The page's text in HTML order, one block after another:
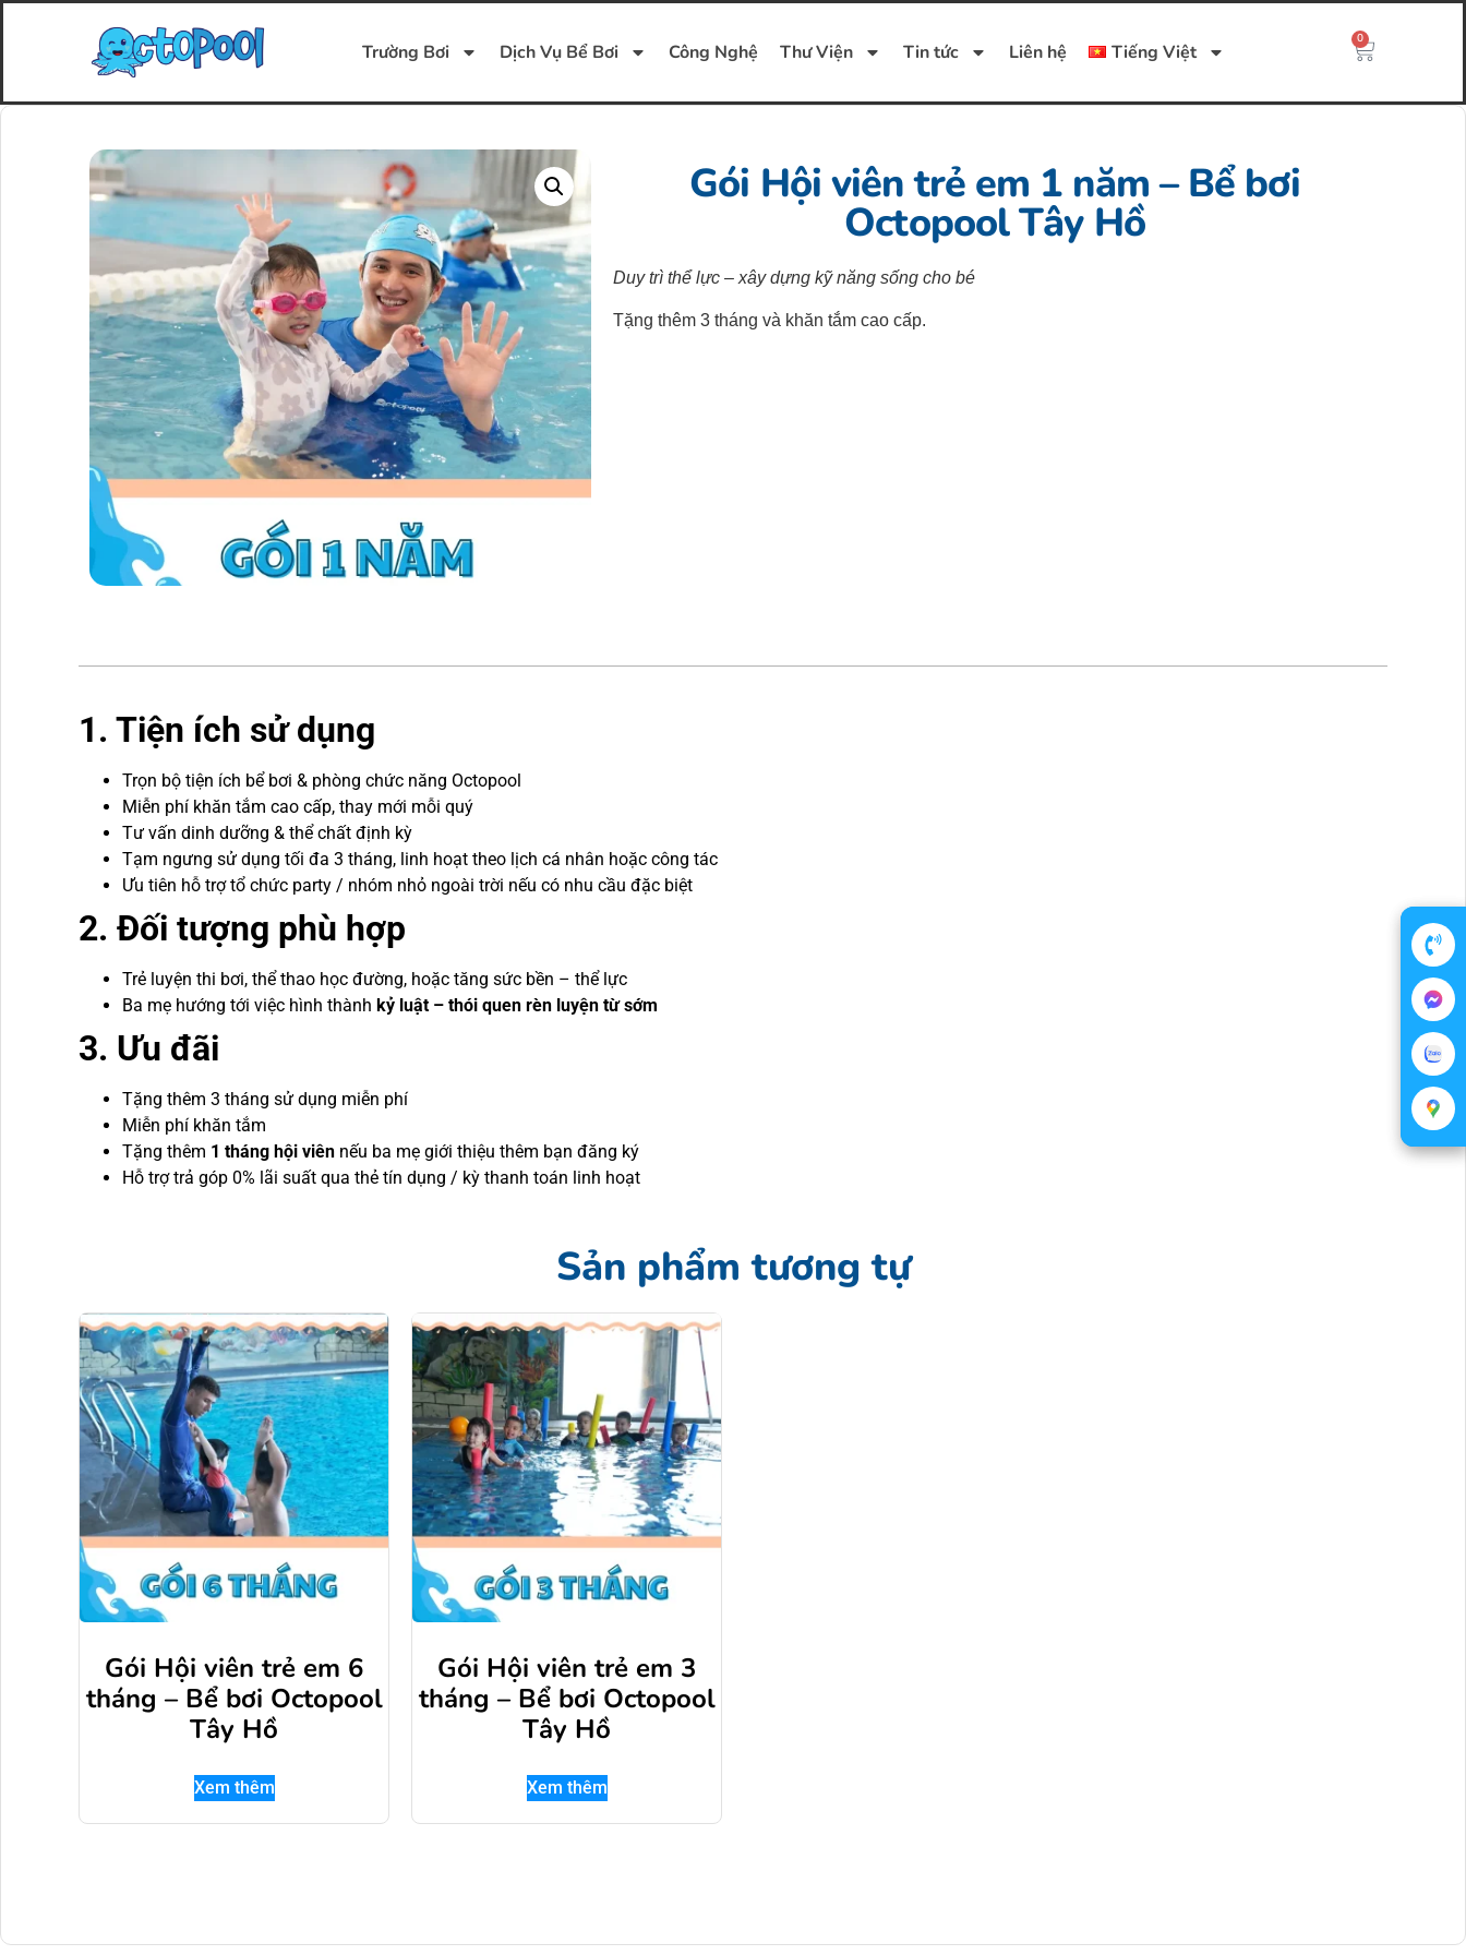
Trường Bơi Dịch Vụ Bể Bơi Công Nghệ Thư Viện Tin tức Liên hệ Tiếng Việt
0
Gói Hội viên trẻ em 1 năm – Bể bơi
Octopool Tây Hồ
Duy trì thể lực – xây dựng kỹ năng sống cho bé
Tặng thêm 3 tháng và khăn tắm cao cấp.
1. Tiện ích sử dụng
Trọn bộ tiện ích bể bơi & phòng chức năng Octopool
Miễn phí khăn tắm cao cấp, thay mới mỗi quý
Tư vấn dinh dưỡng & thể chất định kỳ
Tạm ngưng sử dụng tối đa 3 tháng, linh hoạt theo lịch cá nhân hoặc công tác
Ưu tiên hỗ trợ tổ chức party / nhóm nhỏ ngoài trời nếu có nhu cầu đặc biệt
2. Đối tượng phù hợp
Trẻ luyện thi bơi, thể thao học đường, hoặc tăng sức bền – thể lực
Ba mẹ hướng tới việc hình thành kỷ luật – thói quen rèn luyện từ sớm
3. Ưu đãi
Tặng thêm 3 tháng sử dụng miễn phí
Miễn phí khăn tắm
Tặng thêm 1 tháng hội viên nếu ba mẹ giới thiệu thêm bạn đăng ký
Hỗ trợ trả góp 0% lãi suất qua thẻ tín dụng / kỳ thanh toán linh hoạt
Sản phẩm tương tự
Gói Hội viên trẻ em 6
tháng – Bể bơi Octopool
Tây Hồ
Xem thêm
Gói Hội viên trẻ em 3
tháng – Bể bơi Octopool
Tây Hồ
Xem thêm